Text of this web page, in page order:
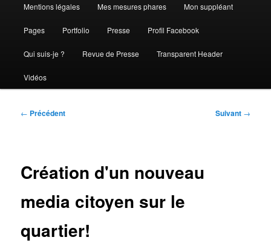
Mentions légales Mes mesures phares Mon suppléant
Pages Portfolio Presse Profil Facebook
Qui suis-je ? Revue de Presse Transparent Header
Vidéos
Navigation
← Précédent Suivant →
Création d'un nouveau
media citoyen sur le
quartier!